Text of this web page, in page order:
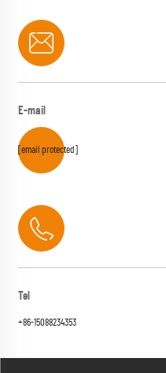
E-mail
[email protected]
Tel
+86-15088234353